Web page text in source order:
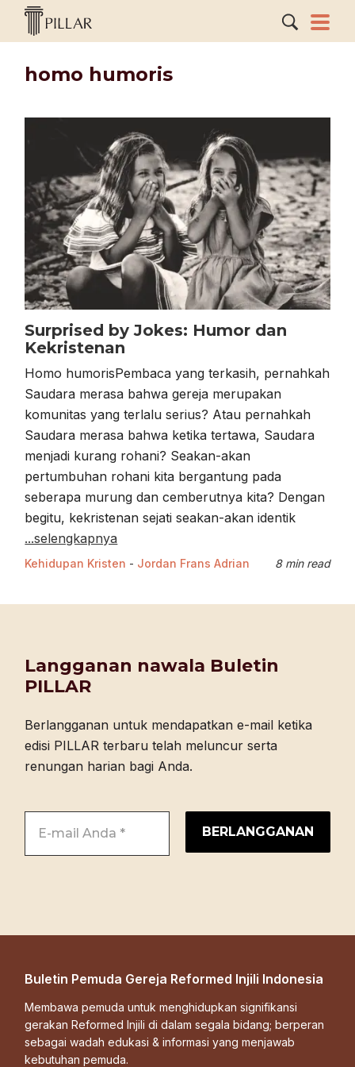
homo humoris
Surprised by Jokes: Humor dan
Kekristenan
Homo humorisPembaca yang terkasih, pernahkah
Saudara merasa bahwa gereja merupakan
komunitas yang terlalu serius? Atau pernahkah
Saudara merasa bahwa ketika tertawa, Saudara
menjadi kurang rohani? Seakan-akan
pertumbuhan rohani kita bergantung pada
seberapa murung dan cemberutnya kita? Dengan
begitu, kekristenan sejati seakan-akan identik
...selengkapnya
Kehidupan Kristen - Jordan Frans Adrian 8 min read
Langganan nawala Buletin
PILLAR
Berlangganan untuk mendapatkan e-mail ketika
edisi PILLAR terbaru telah meluncur serta
renungan harian bagi Anda.
Buletin Pemuda Gereja Reformed Injili Indonesia
Membawa pemuda untuk menghidupkan signifikansi
gerakan Reformed Injili di dalam segala bidang; berperan
sebagai wadah edukasi & informasi yang menjawab
kebutuhan pemuda.